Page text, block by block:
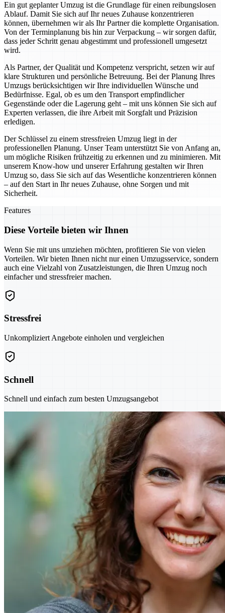
Ein gut geplanter Umzug ist die Grundlage für einen reibungslosen
Ablauf. Damit Sie sich auf Ihr neues Zuhause konzentrieren
können, übernehmen wir als Ihr Partner die komplette Organisation.
Von der Terminplanung bis hin zur Verpackung – wir sorgen dafür,
dass jeder Schritt genau abgestimmt und professionell umgesetzt
wird.
Als Partner, der Qualität und Kompetenz verspricht, setzen wir auf
klare Strukturen und persönliche Betreuung. Bei der Planung Ihres
Umzugs berücksichtigen wir Ihre individuellen Wünsche und
Bedürfnisse. Egal, ob es um den Transport empfindlicher
Gegenstände oder die Lagerung geht – mit uns können Sie sich auf
Experten verlassen, die ihre Arbeit mit Sorgfalt und Präzision
erledigen.
Der Schlüssel zu einem stressfreien Umzug liegt in der
professionellen Planung. Unser Team unterstützt Sie von Anfang an,
um mögliche Risiken frühzeitig zu erkennen und zu minimieren. Mit
unserem Know-how und unserer Erfahrung gestalten wir Ihren
Umzug so, dass Sie sich auf das Wesentliche konzentrieren können
– auf den Start in Ihr neues Zuhause, ohne Sorgen und mit
Sicherheit.
Features
Diese Vorteile bieten wir Ihnen
Wenn Sie mit uns umziehen möchten, profitieren Sie von vielen
Vorteilen. Wir bieten Ihnen nicht nur einen Umzugsservice, sondern
auch eine Vielzahl von Zusatzleistungen, die Ihren Umzug noch
einfacher und stressfreier machen.
Stressfrei
Unkompliziert Angebote einholen und vergleichen
Schnell
Schnell und einfach zum besten Umzugsangebot